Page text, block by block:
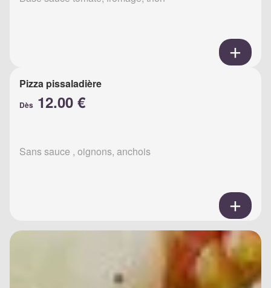
Pizza pissaladière
Dès 12.00 €
Sans sauce , oignons, anchois